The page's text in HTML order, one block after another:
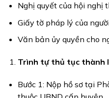
Nghị quyết của hội nghị
Giấy tờ pháp lý của
Văn bản ủy quyền cho
Trình tự thủ tục thành
Bước 1: Nộp hồ sơ tại